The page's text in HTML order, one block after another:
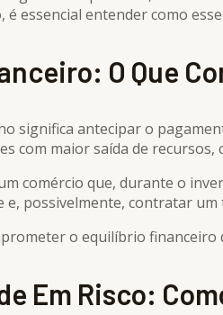
é essencial entender como
O Que
significa antecipar o
com maior saída de
comércio que, durante o
e, possivelmente, contratar
o equilíbrio
Em Risco: